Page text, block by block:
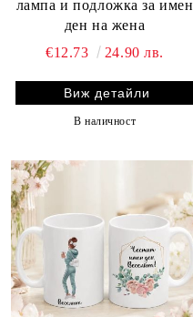
лампа и подложка за имен
ден на жена
€12.73
24.90 лв.
Виж детайли
В наличност